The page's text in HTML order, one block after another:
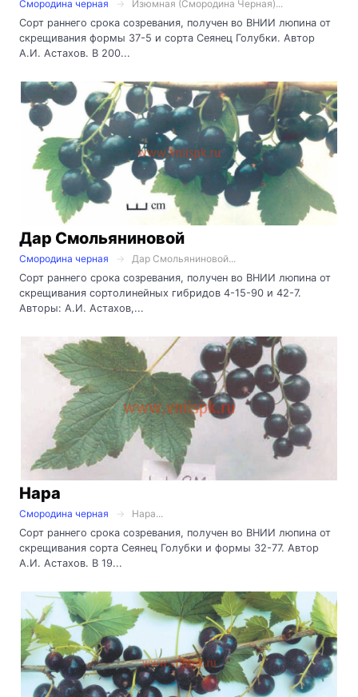
Смородина черная
Изюмная (Смородина Черная)...
Сорт раннего срока созревания, получен во ВНИИ люпина от
скрещивания формы 37-5 и сорта Сеянец Голубки. Автор
А.И. Астахов. В 200...
Дар Смольяниновой
Смородина черная
Дар Смольяниновой...
Сорт раннего срока созревания, получен во ВНИИ люпина от
скрещивания сортолинейных гибридов 4-15-90 и 42-7.
Авторы: А.И. Астахов,...
Нара
Смородина черная
Нара...
Сорт раннего срока созревания, получен во ВНИИ люпина от
скрещивания сорта Сеянец Голубки и формы 32-77. Автор
А.И. Астахов. В 19...